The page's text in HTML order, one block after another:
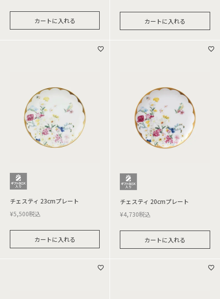
カートに入れる カートに入れる
チェスティ 23cmプレート
¥5,500税込
カートに入れる
チェスティ 20cmプレート
¥4,730税込
カートに入れる